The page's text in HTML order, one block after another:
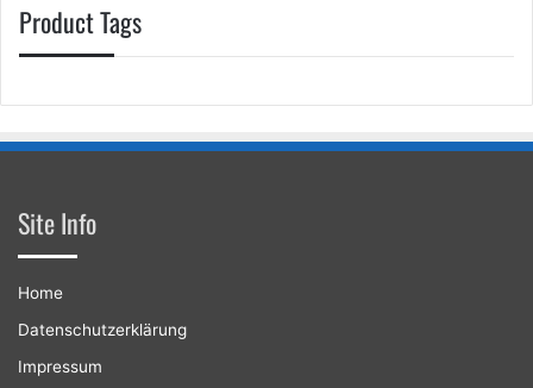
Product Tags
Site Info
Home
Datenschutzerklärung
Impressum